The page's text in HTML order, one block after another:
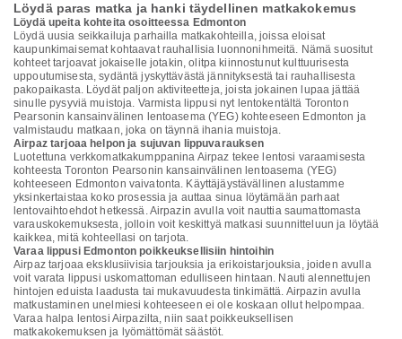
Löydä paras matka ja hanki täydellinen matkakokemus
Löydä upeita kohteita osoitteessa Edmonton
Löydä uusia seikkailuja parhailla matkakohteilla, joissa eloisat
kaupunkimaisemat kohtaavat rauhallisia luonnonihmeitä. Nämä suositut
kohteet tarjoavat jokaiselle jotakin, olitpa kiinnostunut kulttuurisesta
uppoutumisesta, sydäntä jyskyttävästä jännityksestä tai rauhallisesta
pakopaikasta. Löydät paljon aktiviteetteja, joista jokainen lupaa jättää
sinulle pysyviä muistoja. Varmista lippusi nyt lentokentältä Toronton
Pearsonin kansainvälinen lentoasema (YEG) kohteeseen Edmonton ja
valmistaudu matkaan, joka on täynnä ihania muistoja.
Airpaz tarjoaa helpon ja sujuvan lippuvarauksen
Luotettuna verkkomatkakumppanina Airpaz tekee lentosi varaamisesta
kohteesta Toronton Pearsonin kansainvälinen lentoasema (YEG)
kohteeseen Edmonton vaivatonta. Käyttäjäystävällinen alustamme
yksinkertaistaa koko prosessia ja auttaa sinua löytämään parhaat
lentovaihtoehdot hetkessä. Airpazin avulla voit nauttia saumattomasta
varauskokemuksesta, jolloin voit keskittyä matkasi suunnitteluun ja löytää
kaikkea, mitä kohteellasi on tarjota.
Varaa lippusi Edmonton poikkeuksellisiin hintoihin
Airpaz tarjoaa eksklusiivisia tarjouksia ja erikoistarjouksia, joiden avulla
voit varata lippusi uskomattoman edulliseen hintaan. Nauti alennettujen
hintojen eduista laadusta tai mukavuudesta tinkimättä. Airpazin avulla
matkustaminen unelmiesi kohteeseen ei ole koskaan ollut helpompaa.
Varaa halpa lentosi Airpazilta, niin saat poikkeuksellisen
matkakokemuksen ja lyömättömät säästöt.